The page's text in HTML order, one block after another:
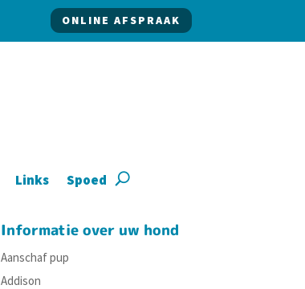
ONLINE AFSPRAAK
Links Spoed
Informatie over uw hond
Aanschaf pup
Addison